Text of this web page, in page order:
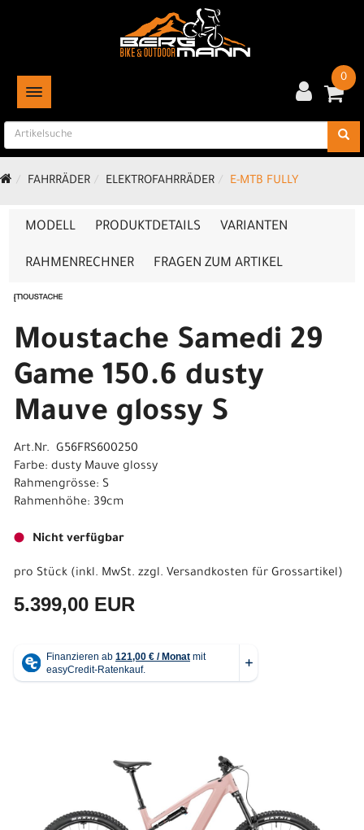
TOGGLE NAVIGATION
0
FAHRRÄDER ELEKTROFAHRRÄDER E-MTB FULLY
MODELL PRODUKTDETAILS VARIANTEN
RAHMENRECHNER FRAGEN ZUM ARTIKEL
Moustache Samedi 29
Game 150.6 dusty
Mauve glossy S
Art.Nr. G56FRS600250
Farbe: dusty Mauve glossy
Rahmengrösse: S
Rahmenhöhe: 39cm
Nicht verfügbar
pro Stück (inkl. MwSt. zzgl. Versandkosten für Grossartikel)
5.399,00 EUR